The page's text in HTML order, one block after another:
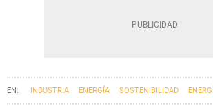
INDUSTRIA ENERGÍA SOSTENIBILIDAD